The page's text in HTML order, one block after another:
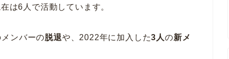
は6人で活動しています。
ンバーの脱退や、2022年に加入した3人の新メ